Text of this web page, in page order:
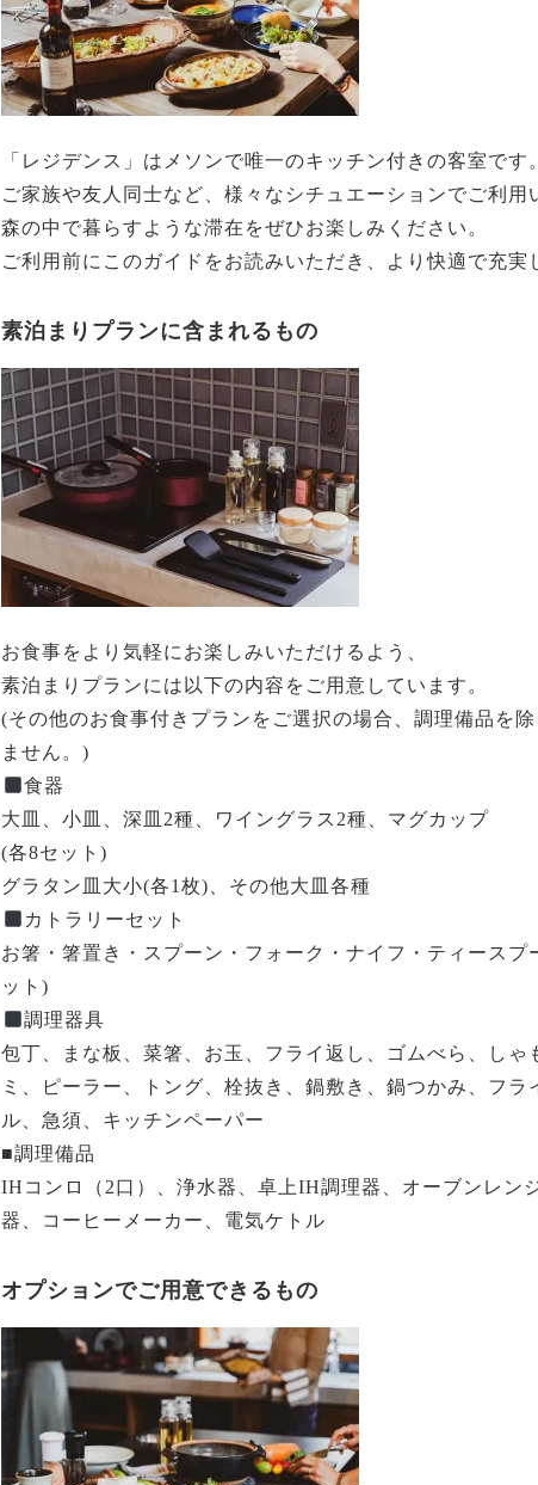
「レジデンス」はメソンで唯一のキッチン付きの客室です。
ご家族や友人同士など、様々なシチュエーションでご利用
森の中で暮らすような滞在をぜひお楽しみください。
ご利用前にこのガイドをお読みいただき、より快適で充実
素泊まりプランに含まれるもの
お食事をより気軽にお楽しみいただけるよう、
素泊まりプランには以下の内容をご用意しています。
(その他のお食事付きプランをご選択の場合、調理備品を
ません。)
食器
大皿、小皿、深皿2種、ワイングラス2種、マグカップ
(各8セット)
グラタン皿大小(各1枚)、その他大皿各種
カトラリーセット
お箸・箸置き・スプーン・フォーク・ナイフ・ティースプ
ット)
調理器具
包丁、まな板、菜箸、お玉、フライ返し、ゴムべら、しゃ
ミ、ピーラー、トング、栓抜き、鍋敷き、鍋つかみ、フラ
ル、急須、キッチンペーパー
■調理備品
IHコンロ（2口）、浄水器、卓上IH調理器、オーブンレン
器、コーヒーメーカー、電気ケトル
オプションでご用意できるもの